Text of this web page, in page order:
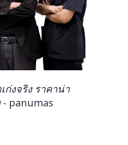
ก่งจริง ราคาน่า
- panumas